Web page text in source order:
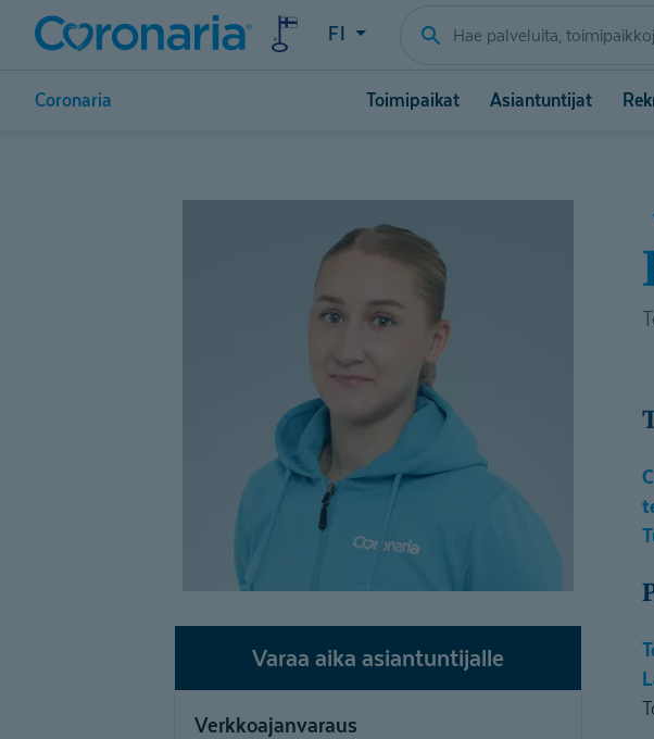
FI
Coronaria Toimipaikat Asiantuntijat
Varaa aika asiantuntijalle
Verkkoajanvaraus